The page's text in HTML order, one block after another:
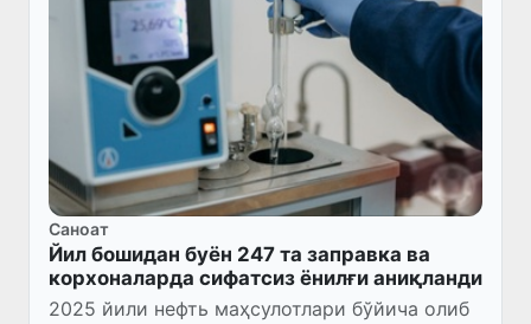
Саноат
Йил бошидан буён 247 та заправка ва
корхоналарда сифатсиз ёнилғи аниқланди
2025 йили нефть маҳсулотлари бўйича олиб